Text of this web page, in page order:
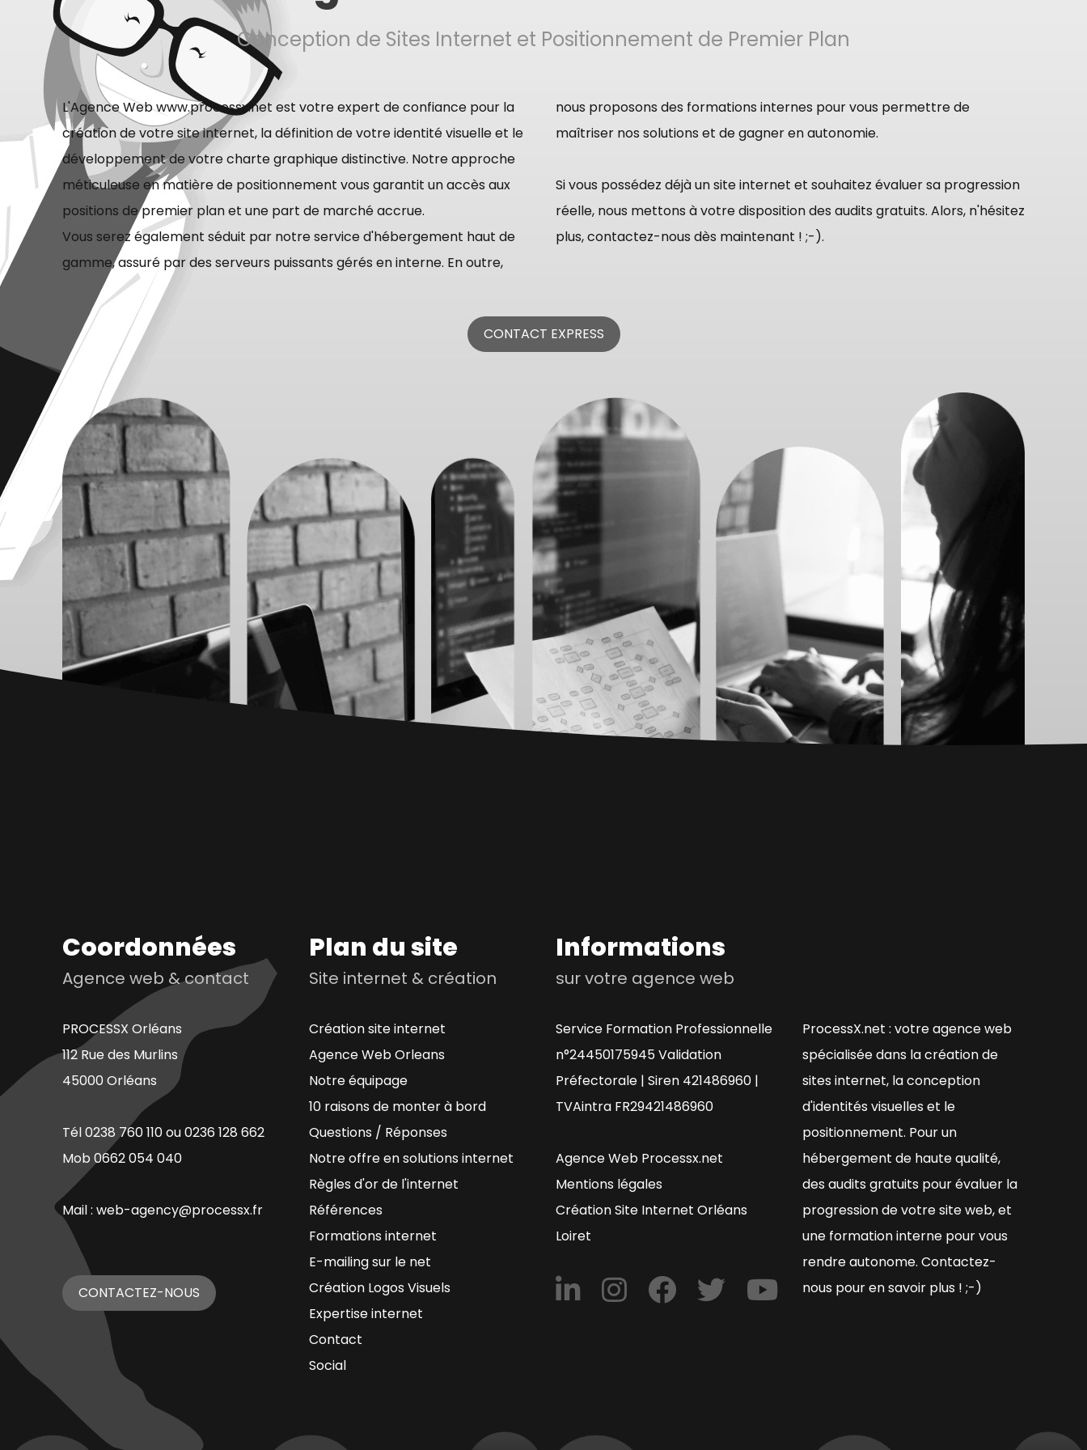
Conception de Sites Internet et Positionnement de Premier Plan
L'Agence Web www.processx.net est votre expert de confiance pour la
création de votre site internet, la définition de votre identité visuelle et le
développement de votre charte graphique distinctive. Notre approche
méticuleuse en matière de positionnement vous garantit un accès aux
positions de premier plan et une part de marché accrue.
Vous serez également séduit par notre service d'hébergement haut de
gamme, assuré par des serveurs puissants gérés en interne. En outre,
nous proposons des formations internes pour vous permettre de
maîtriser nos solutions et de gagner en autonomie.
Si vous possédez déjà un site internet et souhaitez évaluer sa progression
réelle, nous mettons à votre disposition des audits gratuits. Alors, n'hésitez
plus, contactez-nous dès maintenant ! ;-).
CONTACT EXPRESS
Coordonnées
Agence web & contact
PROCESSX Orléans
112 Rue des Murlins
45000 Orléans
Tél 0238 760 110 ou 0236 128 662
Mob 0662 054 040
Mail : web-agency@processx.fr
CONTACTEZ-NOUS
Plan du site
Site internet & création
Création site internet
Agence Web Orleans
Notre équipage
10 raisons de monter à bord
Questions / Réponses
Notre offre en solutions internet
Règles d'or de l'internet
Références
Formations internet
E-mailing sur le net
Création Logos Visuels
Expertise internet
Contact
Social
Informations
sur votre agence web
Service Formation Professionnelle
n°24450175945 Validation
Préfectorale | Siren 421486960 |
TVAintra FR29421486960
Agence Web Processx.net
Mentions légales
Création Site Internet Orléans
Loiret
ProcessX.net : votre agence web
spécialisée dans la création de
sites internet, la conception
d'identités visuelles et le
positionnement. Pour un
hébergement de haute qualité,
des audits gratuits pour évaluer la
progression de votre site web, et
une formation interne pour vous
rendre autonome. Contactez-
nous pour en savoir plus ! ;-)